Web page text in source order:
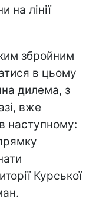
на лінії
збройним
в цьому
дилема, з
вже
наступному:
Курської